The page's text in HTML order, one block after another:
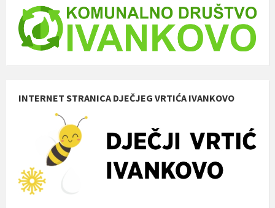
INTERNET STRANICA DJEČJEG VRTIĆA IVANKOVO